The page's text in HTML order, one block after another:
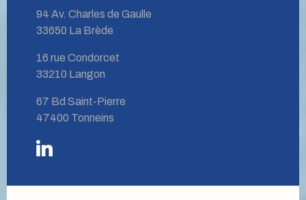
94 Av. Charles de Gaulle
33650 La Brède
16 rue Condorcet
33210 Langon
67 Bd Saint-Pierre
47400 Tonneins